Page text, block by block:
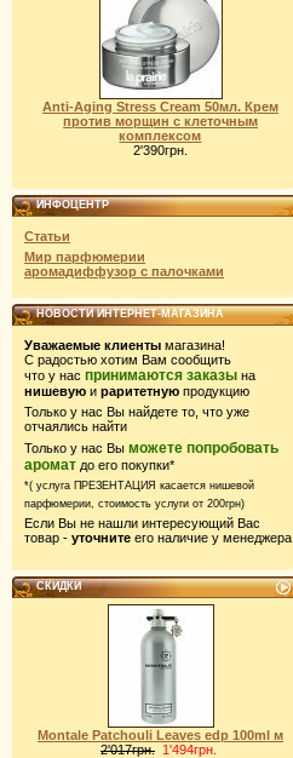
Anti-Aging Stress Cream 50мл. Крем
против морщин с клеточным
комплексом
2'390грн.
ИНФОЦЕНТР
Статьи
Мир парфюмерии
аромадиффузор с палочками
НОВОСТИ ИНТЕРНЕТ-МАГАЗИНА
Уважаемые клиенты магазина!
С радостью хотим Вам сообщить
что у нас принимаются заказы на
нишевую и раритетную продукцию
Только у нас Вы найдете то, что уже
отчаялись найти
Только у нас Вы можете попробовать
аромат до его покупки*
*( услуга ПРЕЗЕНТАЦИЯ касается нишевой
парфюмерии, стоимость услуги от 200грн)
Если Вы не нашли интересующий Вас
товар - уточните его наличие у менеджера
СКИДКИ
Montale Patchouli Leaves edp 100ml м
2'017грн. 1'494грн.